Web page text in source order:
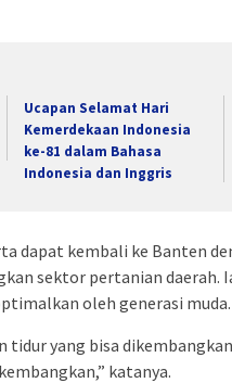
Ucapan Selamat Hari
Kemerdekaan Indonesia
ke-81 dalam Bahasa
Indonesia dan Inggris
dapat kembali ke Banten
sektor pertanian daerah.
oleh generasi muda.
tidur yang bisa
katanya.